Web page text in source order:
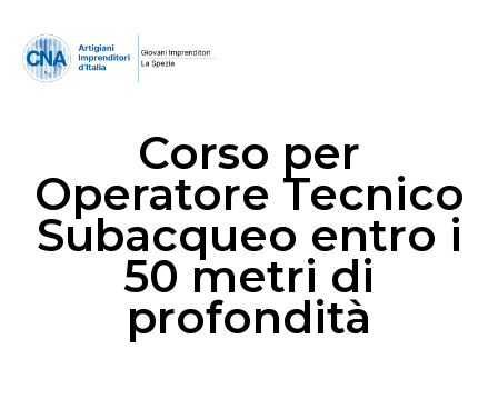
Corso per
Operatore Tecnico
Subacqueo entro i
50 metri di
profondità